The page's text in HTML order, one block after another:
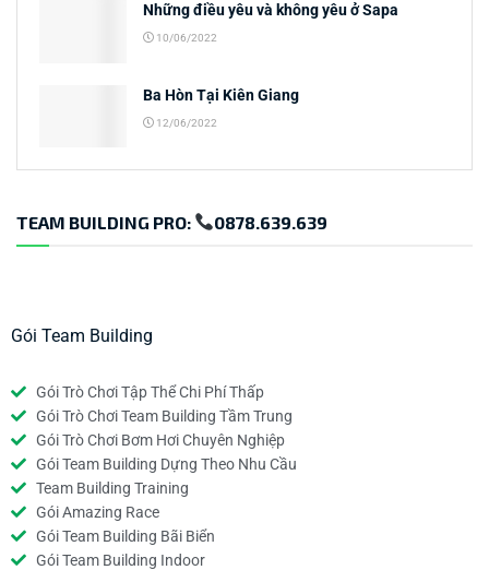
Những điều yêu và không yêu ở Sapa
10/06/2022
Ba Hòn Tại Kiên Giang
12/06/2022
TEAM BUILDING PRO: 0878.639.639
Gói Team Building
Gói Trò Chơi Tập Thể Chi Phí Thấp
Gói Trò Chơi Team Building Tầm Trung
Gói Trò Chơi Bơm Hơi Chuyên Nghiệp
Gói Team Building Dựng Theo Nhu Cầu
Team Building Training
Gói Amazing Race
Gói Team Building Bãi Biển
Gói Team Building Indoor